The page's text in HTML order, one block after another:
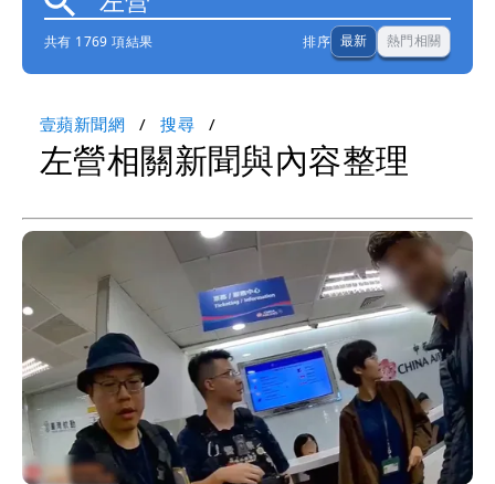
共有 1769 項結果 排序 最新 熱門相關
壹蘋新聞網 搜尋
左營相關新聞與內容整理